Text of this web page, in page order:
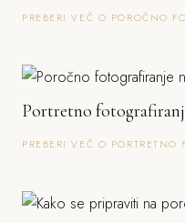
PREBERI VEČ O POROČNO
Portretno
PREBERI VEČ O PORTRETNO